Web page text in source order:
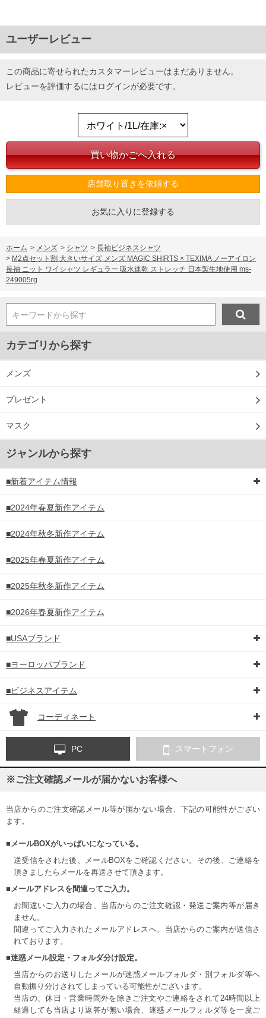
ユーザーレビュー
この商品に寄せられたカスタマーレビューはまだありません。
レビューを評価するにはログインが必要です。
店舗取り置きを依頼する
お気に入りに登録する
ホーム > メンズ > シャツ > 長袖ビジネスシャツ
> M2点セット割 大きいサイズ メンズ MAGIC SHIRTS × TEXIMA ノーアイロン
長袖 ニット ワイシャツ レギュラー 吸水速乾 ストレッチ 日本製生地使用 ms-
249005rg
キーワードから探す
カテゴリから探す
メンズ
プレゼント
マスク
ジャンルから探す
■新着アイテム情報
■2024年春夏新作アイテム
■2024年秋冬新作アイテム
■2025年春夏新作アイテム
■2025年秋冬新作アイテム
■2026年春夏新作アイテム
■USAブランド
■ヨーロッパブランド
■ビジネスアイテム
コーディネート
PC スマートフォン
※ご注文確認メールが届かないお客様へ
当店からのご注文確認メール等が届かない場合、下記の可能性がござい
ます。
■メールBOXがいっぱいになっている。
送受信をされた後、メールBOXをご確認ください。その後、ご連絡を
頂きましたらメールを再送させて頂きます。
■メールアドレスを間違ってご入力。
お間違いご入力の場合、当店からのご注文確認・発送ご案内等が届き
ません。
間違ってご入力されたメールアドレスへ、当店からのご案内が送信さ
れております。
■迷惑メール設定・フォルダ分け設定。
当店からのお送りしたメールが迷惑メールフォルダ・別フォルダ等へ
自動振り分けされてしまっている可能性がございます。
当店の、休日・営業時間外を除きご注文やご連絡をされて24時間以上
経過しても当店より返答が無い場合、迷惑メールフォルダ等を一度ご